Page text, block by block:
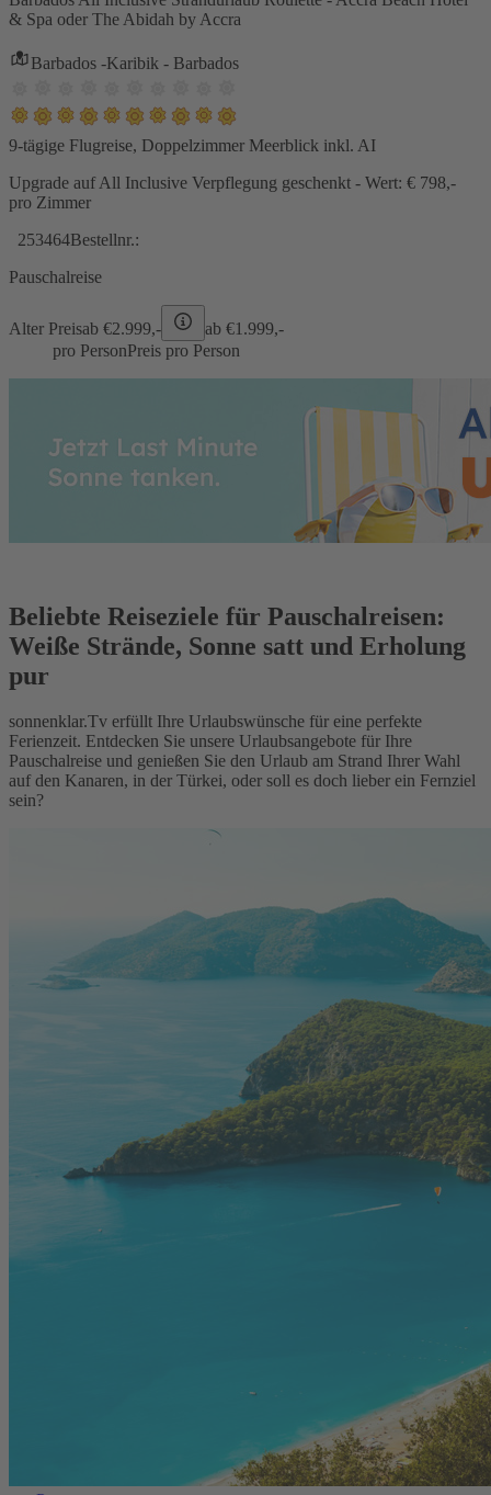
& Spa oder The Abidah by Accra
Barbados -Karibik - Barbados
9-tägige Flugreise, Doppelzimmer Meerblick inkl. AI
Upgrade auf All Inclusive Verpflegung geschenkt - Wert: € 798,-
pro Zimmer
253464Bestellnr.:
Pauschalreise
Alter Preisab €2.999,- ab €1.999,-
pro PersonPreis pro Person
Beliebte Reiseziele für Pauschalreisen:
Weiße Strände, Sonne satt und Erholung
pur
sonnenklar.Tv erfüllt Ihre Urlaubswünsche für eine perfekte
Ferienzeit. Entdecken Sie unsere Urlaubsangebote für Ihre
Pauschalreise und genießen Sie den Urlaub am Strand Ihrer Wahl
auf den Kanaren, in der Türkei, oder soll es doch lieber ein Fernziel
sein?